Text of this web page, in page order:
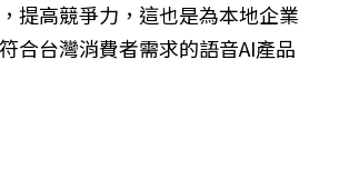
提高競爭力，這也是為本地企業
合台灣消費者需求的語音AI產品